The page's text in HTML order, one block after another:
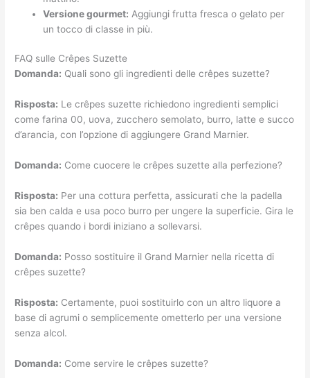
Versione gourmet: Aggiungi frutta fresca o gelato per
un tocco di classe in più.
FAQ sulle Crêpes Suzette
Domanda: Quali sono gli ingredienti delle crêpes suzette?
Risposta: Le crêpes suzette richiedono ingredienti semplici
come farina 00, uova, zucchero semolato, burro, latte e succo
d’arancia, con l’opzione di aggiungere Grand Marnier.
Domanda: Come cuocere le crêpes suzette alla perfezione?
Risposta: Per una cottura perfetta, assicurati che la padella
sia ben calda e usa poco burro per ungere la superficie. Gira le
crêpes quando i bordi iniziano a sollevarsi.
Domanda: Posso sostituire il Grand Marnier nella ricetta di
crêpes suzette?
Risposta: Certamente, puoi sostituirlo con un altro liquore a
base di agrumi o semplicemente ometterlo per una versione
senza alcol.
Domanda: Come servire le crêpes suzette?